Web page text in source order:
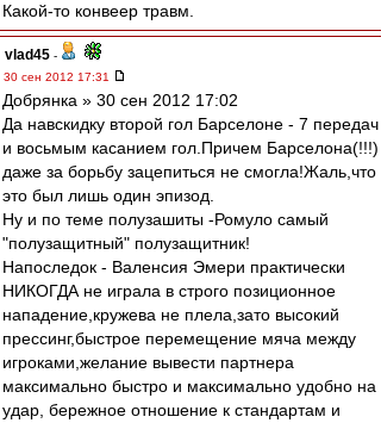
Какой-то конвеер травм.
vlad45 -
30 сен 2012 17:31
Добрянка » 30 сен 2012 17:02
Да навскидку второй гол Барселоне - 7 передач
и восьмым касанием гол.Причем Барселона(!!!)
даже за борьбу зацепиться не смогла!Жаль,что
это был лишь один эпизод.
Ну и по теме полузашиты -Ромуло самый
"полузащитный" полузащитник!
Напоследок - Валенсия Эмери практически
НИКОГДА не играла в строго позиционное
нападение,кружева не плела,зато высокий
прессинг,быстрое перемещение мяча между
игроками,желание вывести партнера
максимально быстро и максимально удобно на
удар, бережное отношение к стандартам и